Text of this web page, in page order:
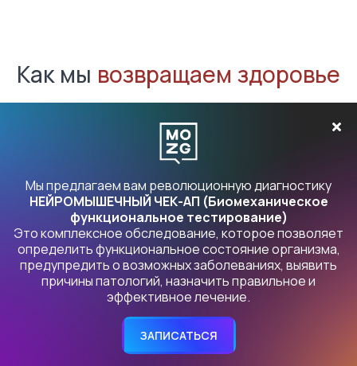
Как мы возвращаем здоровье
Мое образование -
реабилитолог
Для меня важно быть честным, не давать людям корявую
информацию и самому находиться в правде
относительно того, что и как я делаю. Я общаюсь со
специалистами разного профиля, врачами -
неврологами, мануальными терапевтами, кинезиологами,
остеопатами, реабилитологами. Отметая разногласия и
собирая закономерности в знаниях специалистов, я
формирую для себя объективную картину здоровья
человека. Я продолжаю учиться, посещаю курсы и
Мы предлагаем вам революционную диагностику
НЕЙРОМЫШЕЧНЫЙ ЧЕК-АП (Биомеханическое
функциональное тестирование)
Это комплексное обследование, которое позволяет
определить функциональное состояние организма,
предупредить о возможных заболеваниях, выявить
причины патологий, назначить правильное и
эффективное лечение.
ЗАПИСАТЬСЯ